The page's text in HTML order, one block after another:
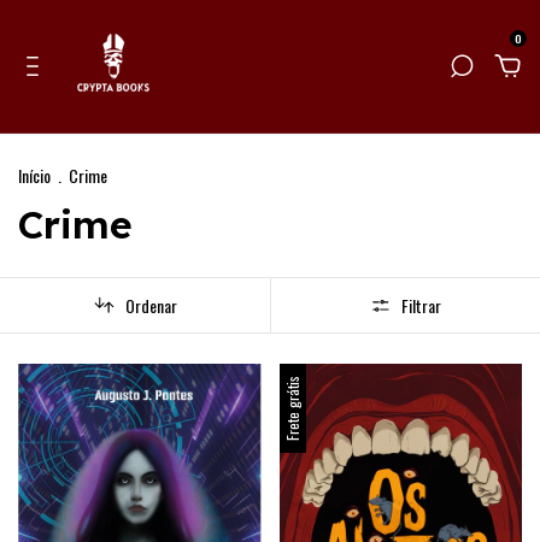
0
Início Crime
Crime
Ordenar Filtrar
Frete grátis